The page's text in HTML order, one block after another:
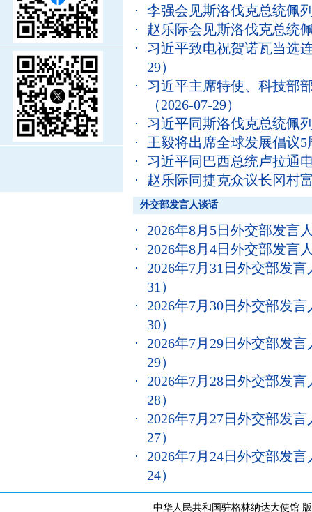
李强会见斯洛伐克总统佩
赵乐际会见斯洛伐克总统
习近平致电祝贺诺瓦当选
29）
习近平主席特使、科技部
（2026-07-29）
习近平同斯洛伐克总统佩
王毅将出席全球发展倡议
习近平同巴西总统卢拉通
赵乐际同捷克众议长冈村
外交部发言人谈话
2026年8月5日外交部发言
2026年8月4日外交部发言
2026年7月31日外交部发
31）
2026年7月30日外交部发
30）
2026年7月29日外交部发
29）
2026年7月28日外交部发
28）
2026年7月27日外交部发
27）
2026年7月24日外交部发
24）
中华人民共和国驻格林纳达大使馆